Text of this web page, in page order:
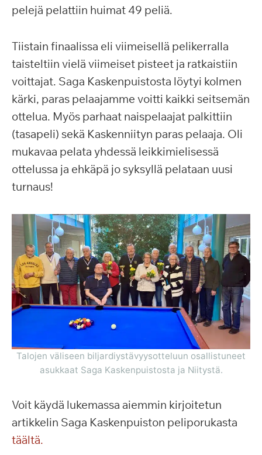
pelejä pelattiin huimat 49 peliä.
Tiistain finaalissa eli viimeisellä pelikerralla
taisteltiin vielä viimeiset pisteet ja ratkaistiin
voittajat. Saga Kaskenpuistosta löytyi kolmen
kärki, paras pelaajamme voitti kaikki seitsemän
ottelua. Myös parhaat naispelaajat palkittiin
(tasapeli) sekä Kaskenniityn paras pelaaja. Oli
mukavaa pelata yhdessä leikkimielisessä
ottelussa ja ehkäpä jo syksyllä pelataan uusi
turnaus!
Talojen väliseen biljardiystävyysotteluun osallistuneet
asukkaat Saga Kaskenpuistosta ja Niitystä.
Voit käydä lukemassa aiemmin kirjoitetun
artikkelin Saga Kaskenpuiston peliporukasta
täältä.